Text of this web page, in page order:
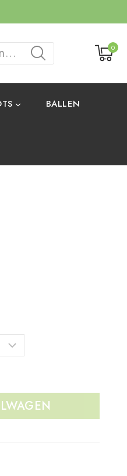
ZOEKEN
0
BALLEN